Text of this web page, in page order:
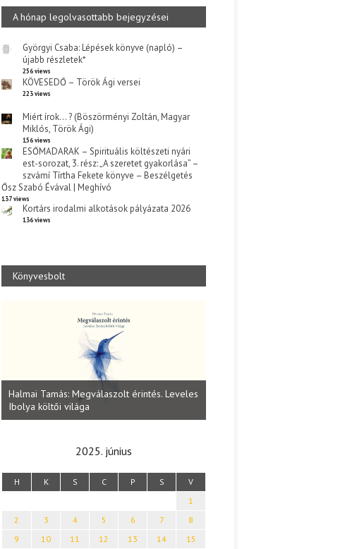
A hónap legolvasottabb bejegyzései
Györgyi Csaba: Lépések könyve (napló) –
újabb részletek*
256 views
KÖVESEDŐ – Török Ági versei
223 views
Miért írok… ? (Böszörményi Zoltán, Magyar
Miklós, Török Ági)
156 views
ESŐMADARAK – Spirituális költészeti nyári
est-sorozat, 3. rész: „A szeretet gyakorlása” –
szvámí Tírtha Fekete könyve – Beszélgetés
Ősz Szabó Évával | Meghívó
137 views
Kortárs irodalmi alkotások pályázata 2026
136 views
Könyvesbolt
Halmai Tamás: Megválaszolt érintés. Leveles
Ibolya költői világa
2025. június
H K S C P S V
1
2
3 4 5 6 7
8
9
10 11 12 13 14
15